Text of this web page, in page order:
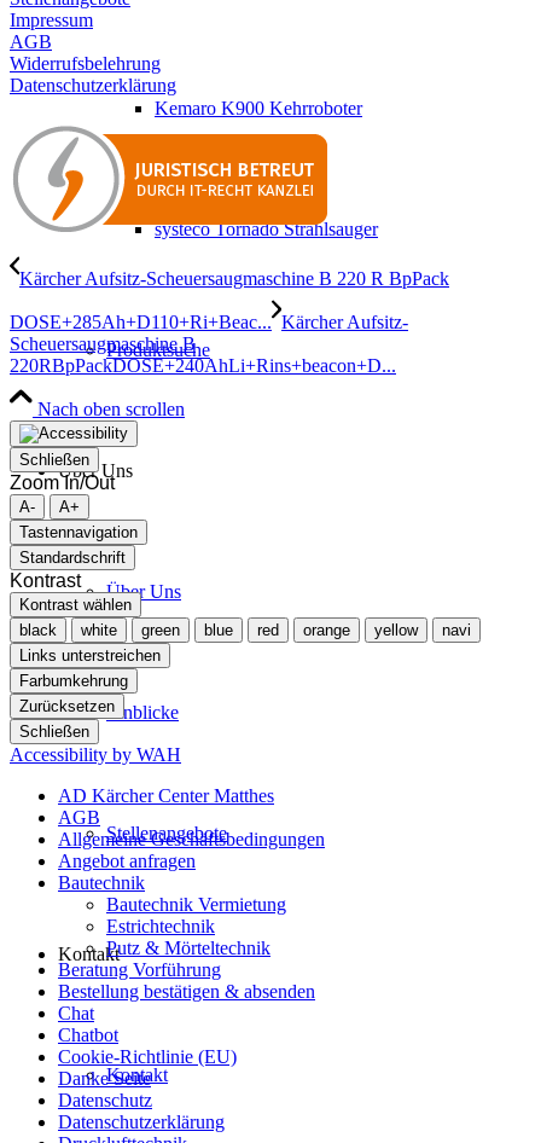
Kemaro K900 Kehrroboter
systeco Tornado Strahlsauger
Produktsuche
Über Uns
Über Uns
Einblicke
Stellenangebote
Kontakt
Kontakt
Impressum
AGB
Widerrufsbelehrung
Datenschutzerklärung
Kärcher Aufsitz-Scheuersaugmaschine B 220 R BpPack
DOSE+285Ah+D110+Ri+Beac... Kärcher Aufsitz-
Scheuersaugmaschine B
220RBpPackDOSE+240AhLi+Rins+beacon+D...
Nach oben scrollen
Schließen
Zoom In/Out
A-
A+
Tastennavigation
Standardschrift
Kontrast
Kontrast wählen
black
white green blue red orange yellow
navi
Links unterstreichen
Farbumkehrung
Zurücksetzen
Schließen
Accessibility by WAH
AD Kärcher Center Matthes
AGB
Allgemeine Geschäftsbedingungen
Angebot anfragen
Bautechnik
Bautechnik Vermietung
Estrichtechnik
Putz & Mörteltechnik
Beratung Vorführung
Bestellung bestätigen & absenden
Chat
Chatbot
Cookie-Richtlinie (EU)
Danke Seite
Datenschutz
Datenschutzerklärung